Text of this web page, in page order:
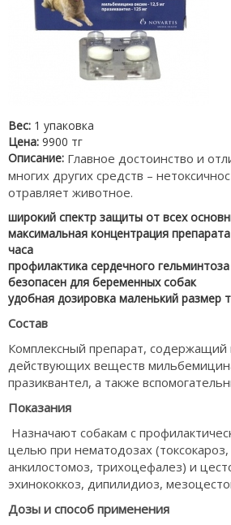
Вес: 1 упаковка
Цена: 9900 тг
Описание: Главное достоинство и
многих других средств –
отравляет животное.
широкий спектр защиты от всех
максимальная концентрация
часа
профилактика сердечного гельминтоза
безопасен для беременных собак
удобная дозировка маленький размер
Состав
Комплексный препарат, содержащий
действующих веществ
празиквантел, а также
Показания
Назначают собакам с
целью при нематодозах (токсокароз,
анкилостомоз, трихоцефалез) и
эхинококкоз, дипилидиоз,
Дозы и способ применения